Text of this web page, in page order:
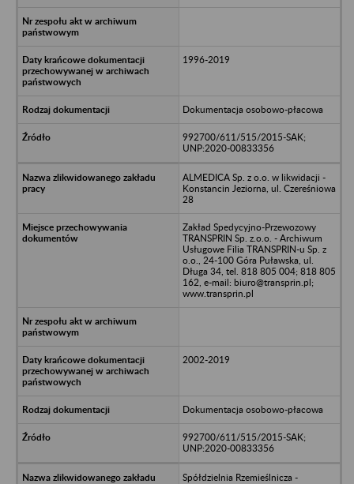
1996-2019
Dokumentacja osobowo-płacowa
992700/611/515/2015-SAK;
UNP:2020-00833356
ALMEDICA Sp. z o.o. w likwidacji -
Konstancin Jeziorna, ul. Czereśniowa
28
Zakład Spedycyjno-Przewozowy
TRANSPRIN Sp. z.o.o. - Archiwum
Usługowe Filia TRANSPRIN-u Sp. z
o.o., 24-100 Góra Puławska, ul.
Długa 34, tel. 818 805 004; 818 805
162, e-mail: biuro@transprin.pl;
www.transprin.pl
2002-2019
Dokumentacja osobowo-płacowa
992700/611/515/2015-SAK;
UNP:2020-00833356
Spółdzielnia Rzemieślnicza -